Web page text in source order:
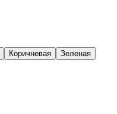
Коричневая Зеленая